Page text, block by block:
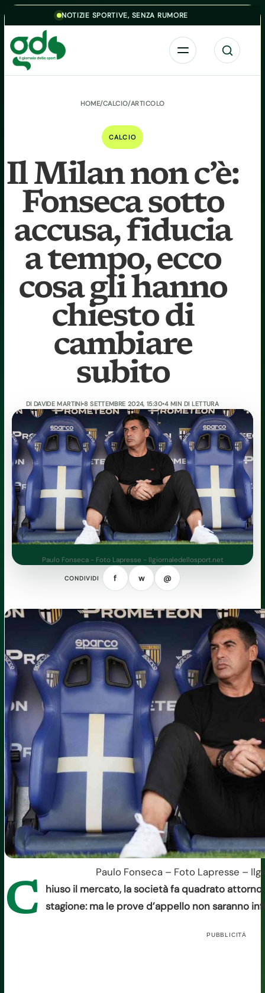
Skip to contentNOTIZIE SPORTIVE, SENZA RUMORE
Menu Cerca
HOME/CALCIO/ARTICOLO
CALCIO
Il Milan non c’è:
Fonseca sotto
accusa, fiducia
a tempo, ecco
cosa gli hanno
chiesto di
cambiare
subito
DI DAVIDE MARTINI•8 SETTEMBRE 2024, 15:30•4 MIN DI LETTURA
Paulo Fonseca - Foto Lapresse - Ilgiornaledellosport.net
CONDIVIDI f w @
Paulo Fonseca – Foto Lapresse –
C
hiuso il mercato, la società fa quadrato
stagione: ma le prove d’appello non saranno
PUBBLICITÀ